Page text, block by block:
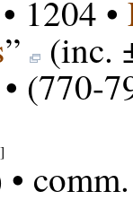
1204 •
” (inc.
• (770-
]